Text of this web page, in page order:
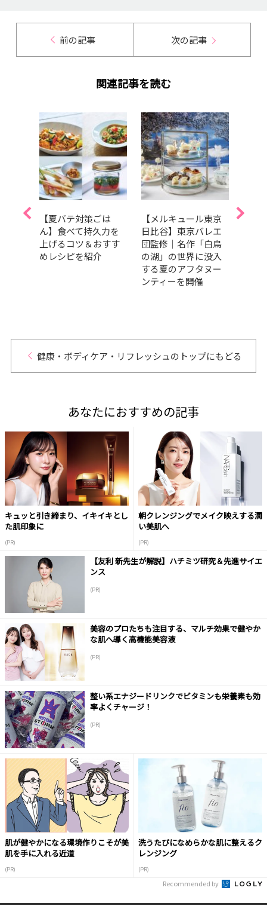
前の記事 次の記事
関連記事を読む
【夏バテ対策ごは
ん】食べて持久力を
上げるコツ＆おすす
めレシピを紹介
【メルキュール東京
日比谷】東京バレエ
団監修｜名作「白鳥
の湖」の世界に没入
する夏のアフタヌー
ンティーを開催
【食
健康・ボディケア・リフレッシュのトップにもどる
あなたにおすすめの記事
キュッと引き締まり、イキイキとし
た肌印象に
(PR)
朝クレンジングでメイク映えする潤
い美肌へ
(PR)
【友利 新先生が解説】ハチミツ研究＆先進サイエ
ンス
(PR)
美容のプロたちも注目する、マルチ効果で健やか
な肌へ導く高機能美容液
(PR)
整い系エナジードリンクでビタミンも栄養素も効
率よくチャージ！
(PR)
肌が健やかになる環境作りこそが美
肌を手に入れる近道
(PR)
洗うたびになめらかな肌に整えるク
レンジング
(PR)
Recommended by